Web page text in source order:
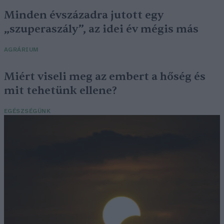
Minden évszázadra jutott egy
„szuperaszály”, az idei év mégis más
AGRÁRIUM
Miért viseli meg az embert a hőség és
mit tehetünk ellene?
EGÉSZSÉGÜNK